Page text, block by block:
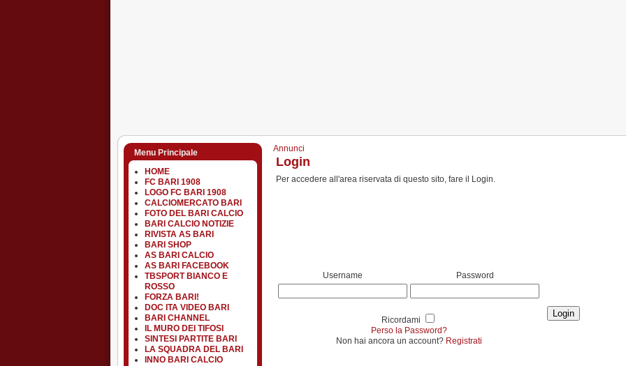
Menu Principale
HOME
FC BARI 1908
LOGO FC BARI 1908
CALCIOMERCATO BARI
FOTO DEL BARI CALCIO
BARI CALCIO NOTIZIE
RIVISTA AS BARI
BARI SHOP
AS BARI CALCIO
AS BARI FACEBOOK
TBSPORT BIANCO E
ROSSO
FORZA BARI!
DOC ITA VIDEO BARI
BARI CHANNEL
IL MURO DEI TIFOSI
SINTESI PARTITE BARI
LA SQUADRA DEL BARI
INNO BARI CALCIO
Annunci
Login
Per accedere all'area riservata di questo sito, fare il Login.
Username Password
Ricordami
Perso la Password?
Non hai ancora un account? Registrati